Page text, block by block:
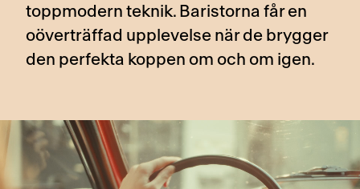
toppmodern teknik. Baristorna får en
oöverträffad upplevelse när de brygger
den perfekta koppen om och om igen.